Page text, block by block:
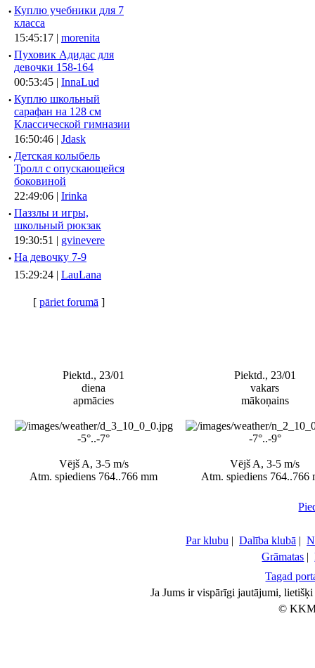
· Куплю учебники для 7
класса
15:45:17 | morenita
· Пуховик Адидас для
девочки 158-164
00:53:45 | InnaLud
· Куплю школьный
сарафан на 128 см
Классической гимназии
16:50:46 | Jdask
· Детская колыбель
Тролл с опускающейся
боковиной
22:49:06 | Irinka
· Паззлы и игры,
школьный рюкзак
19:30:51 | gvinevere
· Hа девочку 7-9
15:29:24 | LauLana
[ pāriet forumā ]
Piektd., 23/01
diena
apmācies
-5°..-7°
Vējš A, 3-5 m/s
Atm. spiediens 764..766 mm
Piektd., 23/01
vakars
mākoņains
-7°..-9°
Vējš A, 3-5 m/s
Atm. spiediens 764..766
Par klubu | Dalība klubā |
Grāmatas |
Tagad
Ja Jums ir vispārīgi jautājumi,
©